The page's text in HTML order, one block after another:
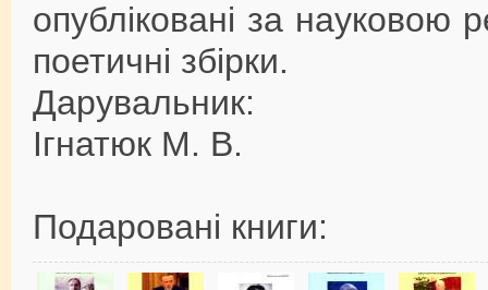
опубліковані за науковою
поетичні збірки.
Дарувальник:
Ігнатюк М. В.
Подаровані книги: